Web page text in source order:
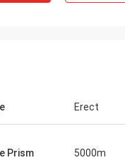
Erect
Prism 5000m